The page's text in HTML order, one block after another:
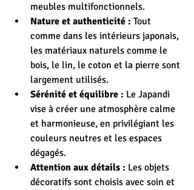
meubles multifonctionnels.
Nature et authenticité : Tout
comme dans les intérieurs japonais,
les matériaux naturels comme le
bois, le lin, le coton et la pierre sont
largement utilisés.
Sérénité et équilibre : Le Japandi
vise à créer une atmosphère calme
et harmonieuse, en privilégiant les
couleurs neutres et les espaces
dégagés.
Attention aux détails : Les objets
décoratifs sont choisis avec soin et